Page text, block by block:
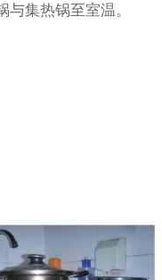
集热锅至室温。